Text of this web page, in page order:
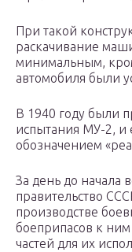
При такой
раскачивание
минимальным,
автомобиля были
В 1940 году были
испытания МУ-2, и
обозначением
За день до начала
правительство
производстве
боеприпасов к
частей для их